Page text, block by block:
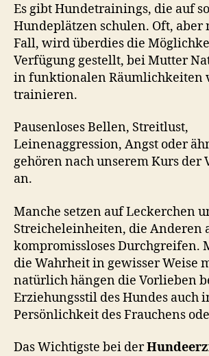
Es gibt Hundetrainings, die auf
Hundeplätzen schulen. Oft, aber
Fall, wird überdies die
Verfügung gestellt, bei Mutter
in funktionalen Räumlichkeiten
trainieren.
Pausenloses Bellen, Streitlust,
Leinenaggression, Angst oder
gehören nach unserem Kurs der
an.
Manche setzen auf Leckerchen
Streicheleinheiten, die Anderen
kompromissloses Durchgreifen.
die Wahrheit in gewisser Weise
natürlich hängen die Vorlieben
Erziehungsstil des Hundes auch
Persönlichkeit des Frauchens
Das Wichtigste bei der